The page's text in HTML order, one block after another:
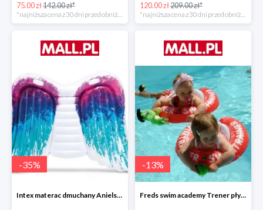
75.00 zł142.00 zł*
*najniższa cena z 30 dni przed obniżką
120.00 zł209.00 zł*
*najniższa cena z 30 dni przed obniżką
-35%
Intex materac dmuchany Anielskie skrzydła -34%
-13%
Freds swim academy Trener pływania